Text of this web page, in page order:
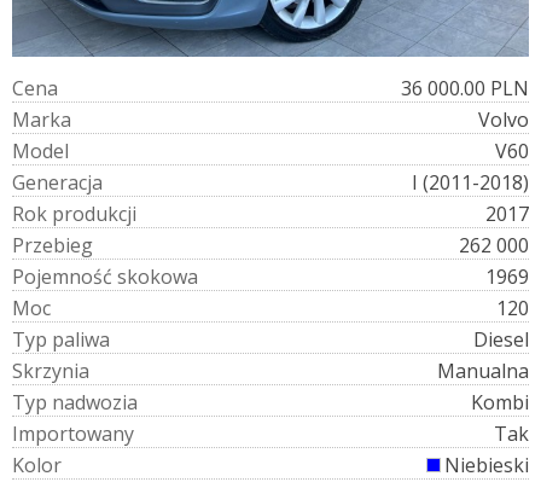
Cena
36 000.00 PLN
Marka
Volvo
Model
V60
Generacja
I (2011-2018)
Rok produkcji
2017
Przebieg
262 000
Pojemność skokowa
1969
Moc
120
Typ paliwa
Diesel
Skrzynia
Manualna
Typ nadwozia
Kombi
Importowany
Tak
Kolor
Niebieski